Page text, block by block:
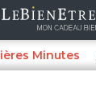
Minutes